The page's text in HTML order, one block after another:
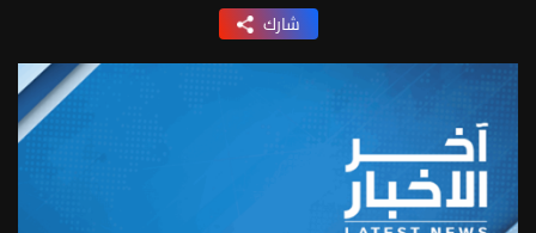
شارك